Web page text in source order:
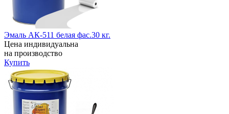
Эмаль АК-511 белая фас.30 кг.
Цена индивидуальна
на производство
Купить